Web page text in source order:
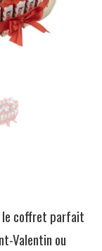
le coffret parfait
Valentin ou